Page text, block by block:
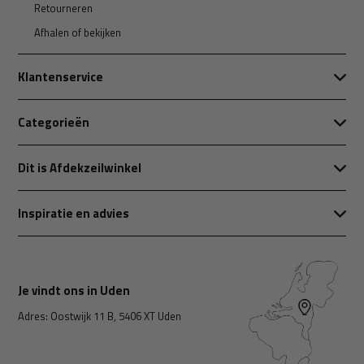
Retourneren
Afhalen of bekijken
Klantenservice
Categorieën
Dit is Afdekzeilwinkel
Inspiratie en advies
Je vindt ons in Uden
Adres: Oostwijk 11 B, 5406 XT Uden